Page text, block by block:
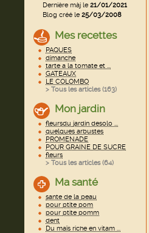
Dernière màj le21/01/2021
Blog créé le25/03/2008
Mes recettes
PAQUES
dimanche
tarte a la tomate et ...
GATEAUX
LE COLOMBO
> Tous les articles (163)
Mon jardin
fleursdu jardin desolo ...
quelques arbustes
PROMENADE
POUR GRAINE DE SUCRE
fleurs
> Tous les articles (64)
Ma santé
sante de la peau
pour ptite pom
pour ptite pomm
dent
Du maïs riche en vitam ...